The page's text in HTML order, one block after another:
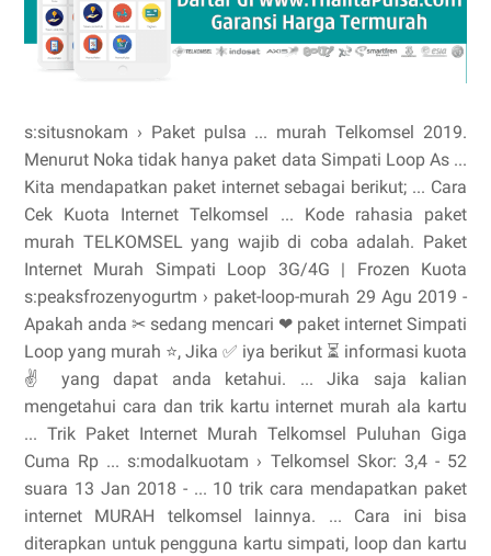
s:situsnokam › Paket pulsa ... murah Telkomsel 2019.
Menurut Noka tidak hanya paket data Simpati Loop As ...
Kita mendapatkan paket internet sebagai berikut; ... Cara
Cek Kuota Internet Telkomsel ... Kode rahasia paket
murah TELKOMSEL yang wajib di coba adalah. Paket
Internet Murah Simpati Loop 3G/4G | Frozen Kuota
s:peaksfrozenyogurtm › paket-loop-murah 29 Agu 2019 -
Apakah anda ✂ sedang mencari ❤ paket internet Simpati
Loop yang murah ⭐, Jika ✅ iya berikut ⏳ informasi kuota
✌ yang dapat anda ketahui. ... Jika saja kalian
mengetahui cara dan trik kartu internet murah ala kartu
... Trik Paket Internet Murah Telkomsel Puluhan Giga
Cuma Rp ... s:modalkuotam › Telkomsel Skor: 3,4 - ‎52
suara 13 Jan 2018 - ... 10 trik cara mendapatkan paket
internet MURAH telkomsel lainnya. ... Cara ini bisa
diterapkan untuk pengguna kartu simpati, loop dan kartu